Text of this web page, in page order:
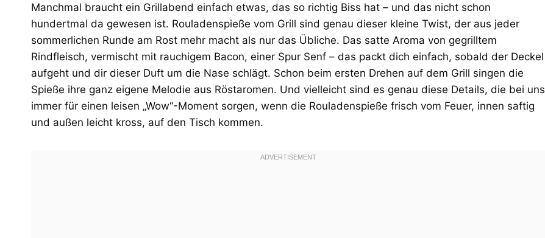
Manchmal braucht ein Grillabend einfach etwas, das so richtig Biss hat – und das nicht schon
hundertmal da gewesen ist. Rouladenspieße vom Grill sind genau dieser kleine Twist, der aus jeder
sommerlichen Runde am Rost mehr macht als nur das Übliche. Das satte Aroma von gegrilltem
Rindfleisch, vermischt mit rauchigem Bacon, einer Spur Senf – das packt dich einfach, sobald der Deckel
aufgeht und dir dieser Duft um die Nase schlägt. Schon beim ersten Drehen auf dem Grill singen die
Spieße ihre ganz eigene Melodie aus Röstaromen. Und vielleicht sind es genau diese Details, die bei uns
immer für einen leisen „Wow“-Moment sorgen, wenn die Rouladenspieße frisch vom Feuer, innen saftig
und außen leicht kross, auf den Tisch kommen.